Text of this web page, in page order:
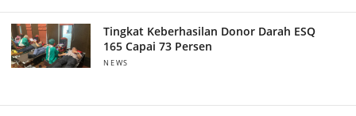
Tingkat Keberhasilan Donor Darah ESQ
165 Capai 73 Persen
NEWS